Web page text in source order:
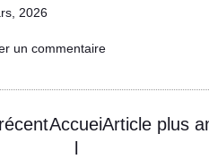
2026
un commentaire
Article plus
Accuei
l